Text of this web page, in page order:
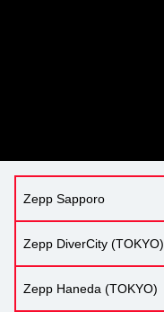
Zepp Sapporo
Zepp DiverCity (TOKYO)
Zepp Haneda (TOKYO)